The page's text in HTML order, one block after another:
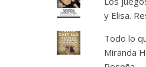
y Elisa.
Todo lo
Miranda